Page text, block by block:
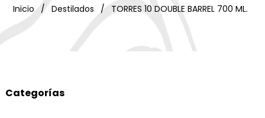
Inicio / Destilados / TORRES 10 DOUBLE BARREL 700 ML.
Categorías